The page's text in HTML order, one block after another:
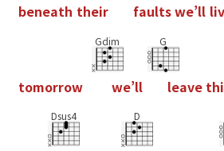
beneath their faultswe’ll liv
tomorrow
Gdim
we’ll
G
leave thi
Dsus4 D